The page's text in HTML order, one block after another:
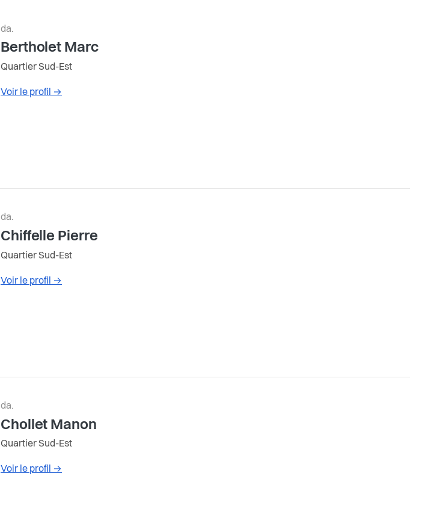
da.
Bertholet Marc
Quartier Sud-Est
Voir le profil →
da.
Chiffelle Pierre
Quartier Sud-Est
Voir le profil →
da.
Chollet Manon
Quartier Sud-Est
Voir le profil →